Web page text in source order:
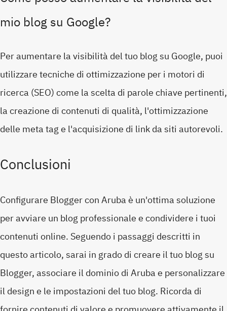
mio blog su Google?
Per aumentare la visibilità del tuo blog su Google, puoi
utilizzare tecniche di ottimizzazione per i motori di
ricerca (SEO) come la scelta di parole chiave pertinenti,
la creazione di contenuti di qualità, l'ottimizzazione
delle meta tag e l'acquisizione di link da siti autorevoli.
Conclusioni
Configurare Blogger con Aruba è un'ottima soluzione
per avviare un blog professionale e condividere i tuoi
contenuti online. Seguendo i passaggi descritti in
questo articolo, sarai in grado di creare il tuo blog su
Blogger, associare il dominio di Aruba e personalizzare
il design e le impostazioni del tuo blog. Ricorda di